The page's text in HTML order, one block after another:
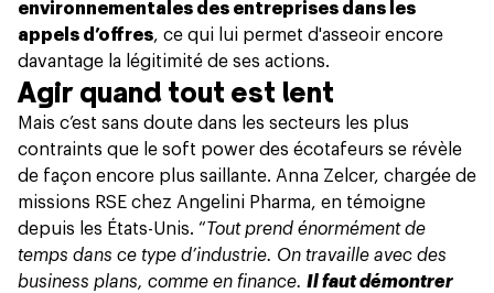
environnementales des entreprises dans les
appels d’offres, ce qui lui permet d'asseoir encore
davantage la légitimité de ses actions.
Agir quand tout est lent
Mais c’est sans doute dans les secteurs les plus
contraints que le soft power des écotafeurs se révèle
de façon encore plus saillante. Anna Zelcer, chargée de
missions RSE chez Angelini Pharma, en témoigne
depuis les États-Unis. “Tout prend énormément de
temps dans ce type d’industrie. On travaille avec des
business plans, comme en finance. Il faut démontrer